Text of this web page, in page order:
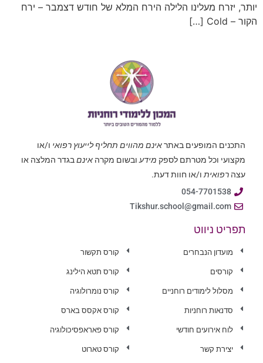
יותר, יזרח מעלינו הלילה הירח המלא של חודש דצמבר – ירח
הקור – Cold […]
התכנים המופעים באתראינם מהווים תחליף לייעוץ רפואי ו/או
מקצועי וכל מטרתם לספק מידעובשום מקרה אינםבגדר המלצה או
עצה רפואיתו/או חוות דעת.
054-7701538
Tikshur.school@gmail.com
תפריט ניווט
מועדון הנבחרים
קורסים
מסלול לימודים רוחניים
סדנאות רוחניות
לוח אירועים חודשי
יצירת קשר
קורס תקשור
קורס תטא הילינג
קורס נומרולוגיה
קורס אקסס בארס
קורס פאראפסיכולוגיה
קורס טארוט